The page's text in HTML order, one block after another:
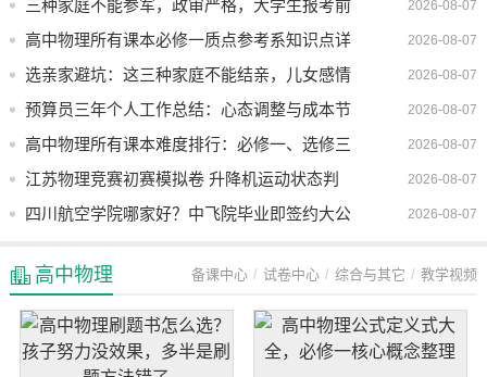
2026-08-07
三种家庭不能参军，政审严格，大学生报考前
需自查
2026-08-07
高中物理所有课本必修一质点参考系知识点详
解
2026-08-07
选亲家避坑：这三种家庭不能结亲，儿女感情
再好也不行
2026-08-07
预算员三年个人工作总结：心态调整与成本节
约实战体会
2026-08-07
高中物理所有课本难度排行：必修一、选修三
谁先被淘汰
2026-08-07
江苏物理竞赛初赛模拟卷 升降机运动状态判
断
2026-08-07
四川航空学院哪家好？中飞院毕业即签约大公
高中物理 备课中心 试卷中心 综合与其它 教学视频